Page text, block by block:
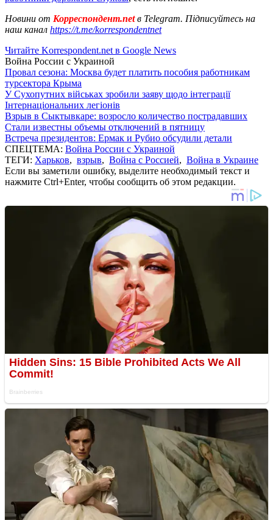
Новини от Корреспондент.netв Telegram. Підписуйтесь на
наш канал https://t.me/korrespondentnet
Читайте Korrespondent.net в Google News
Война России с Украиной
Провал сезона: Москва будет платить пособия работникам
турсектора Крыма
У Сухопутних військах зробили заяву щодо інтеграції
Інтернаціональних легіонів
Взрыв в Сыктывкаре: возросло количество пострадавших
Стали известны объемы отключений в пятницу
Встреча президентов: Ермак и Рубио обсудили детали
СПЕЦТЕМА: Война России с Украиной
ТЕГИ: Харьков, взрыв, Война с Россией, Война в Украине
Если вы заметили ошибку, выделите необходимый текст и
нажмите Ctrl+Enter, чтобы сообщить об этом редакции.